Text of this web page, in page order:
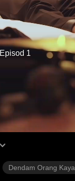
Episod 1
Dendam Orang Kaya